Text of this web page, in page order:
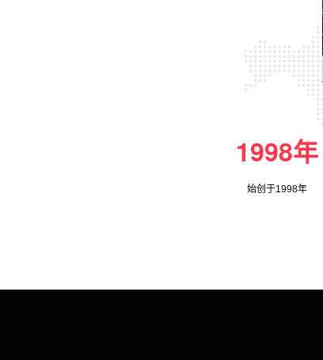
1998年
始创于1998年